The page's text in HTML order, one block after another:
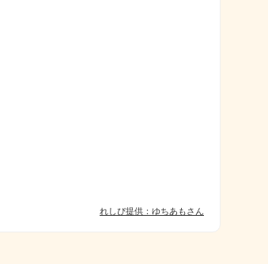
れしぴ提供：ゆちあもさん